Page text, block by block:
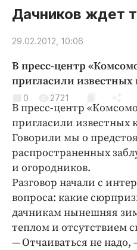
Новости компаний
Статьи
Народные новости
Авто и транспорт
Благоустройство
Криминал
Недвижимость и
Образование
Общество
Погода
Происшествия
Дачников ждет
29.02.2012, 10:06
В пресс-центр
пригласили известных
0 2721
В пресс-центр
пригласили известных
Говорили мы о
распространенных
и огородников.
Разговор начали с
вопроса: какие
дачникам нынешняя
теплом и отсутствием
— Отчаиваться не надо,